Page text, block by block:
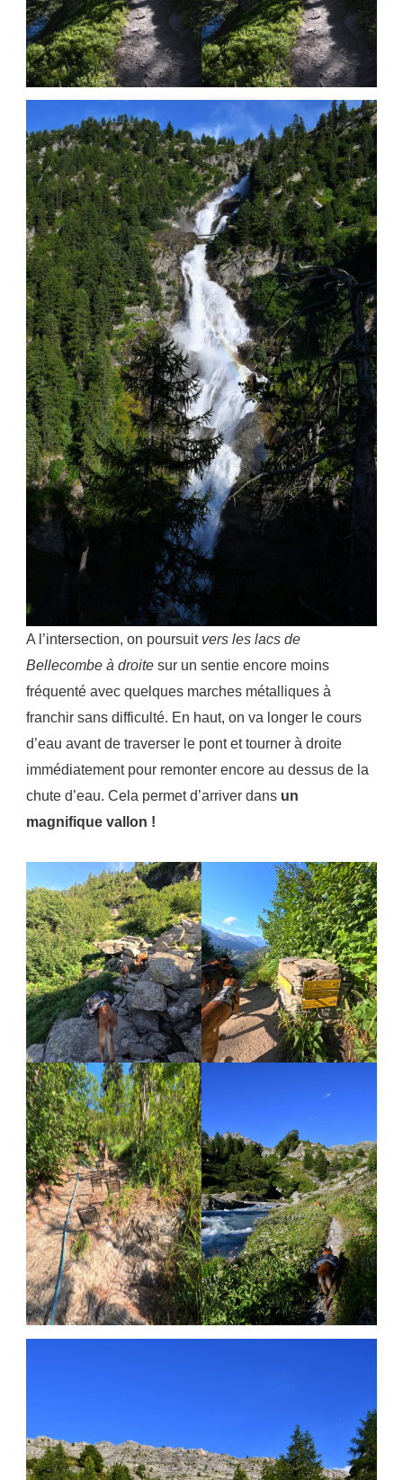
A l’intersection, on poursuit vers les lacs de
Bellecombe à droite sur un sentie encore moins
fréquenté avec quelques marches métalliques à
franchir sans difficulté. En haut, on va longer le cours
d’eau avant de traverser le pont et tourner à droite
immédiatement pour remonter encore au dessus de la
chute d’eau. Cela permet d’arriver dans un
magnifique vallon !